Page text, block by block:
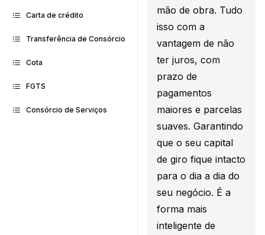
Carta de crédito
Transferência de Consórcio
Cota
FGTS
Consórcio de Serviços
mão de obra. Tudo
isso com a
vantagem de não
ter juros, com
prazo de
pagamentos
maiores e parcelas
suaves. Garantindo
que o seu capital
de giro fique intacto
para o dia a dia do
seu negócio. É a
forma mais
inteligente de